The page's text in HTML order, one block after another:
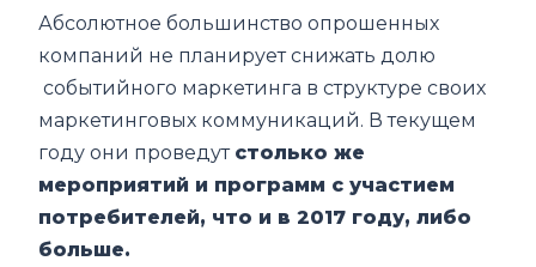
Абсолютное большинство опрошенных
компаний не планирует снижать долю
событийного маркетинга в структуре своих
маркетинговых коммуникаций. В текущем
году они проведут столько же
мероприятий и программ с участием
потребителей, что и в 2017 году, либо
больше.